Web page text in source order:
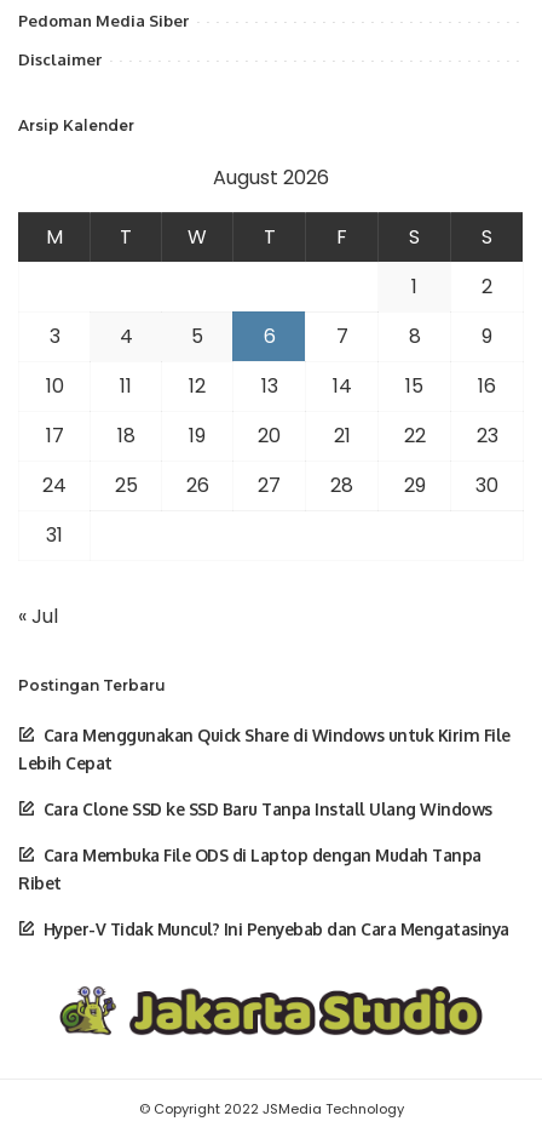
Pedoman Media Siber
Disclaimer
Arsip Kalender
August 2026
M T W T F S
S
1
2
3
4 5 6 7 8
9
10
11 12 13 14 15
16
17
18 19 20 21 22
23
24
25 26 27 28 29
30
31
« Jul
Postingan Terbaru
Cara Menggunakan Quick Share di Windows untuk Kirim File
Lebih Cepat
Cara Clone SSD ke SSD Baru Tanpa Install Ulang Windows
Cara Membuka File ODS di Laptop dengan Mudah Tanpa
Ribet
Hyper-V Tidak Muncul? Ini Penyebab dan Cara Mengatasinya
© Copyright 2022 JSMedia Technology